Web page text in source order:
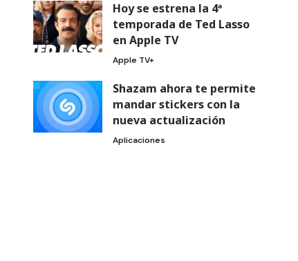
Hoy se estrena la 4ª
temporada de Ted Lasso
en Apple TV
Apple TV+
Shazam ahora te permite
mandar stickers con la
nueva actualización
Aplicaciones